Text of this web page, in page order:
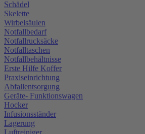
Schädel
Skelette
Wirbelsäulen
Notfallbedarf
Notfallrucksäcke
Notfalltaschen
Notfallbehältnisse
Erste Hilfe Koffer
Praxiseinrichtung
Abfallentsorgung
Geräte- Funktionswagen
Hocker
Infusionsständer
Lagerung
Luftreiniger